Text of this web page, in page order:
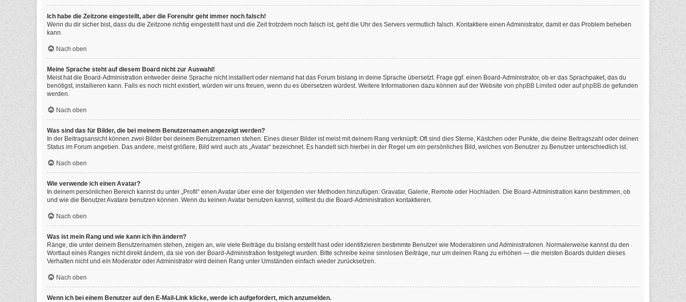
Ich habe die Zeitzone eingestellt, aber die Forenuhr geht immer noch falsch!
Wenn du dir sicher bist, dass du die Zeitzone richtig eingestellt hast und die Zeit trotzdem noch falsch ist, geht die Uhr des Servers vermutlich falsch. Kontaktiere einen Administrator, damit er das Problem beheben
kann.
Nach oben
Meine Sprache steht auf diesem Board nicht zur Auswahl!
Meist hat die Board-Administration entweder deine Sprache nicht installiert oder niemand hat das Forum bislang in deine Sprache übersetzt. Frage ggf. einen Board-Administrator, ob er das Sprachpaket, das du
benötigst, installieren kann. Falls es noch nicht existiert, würden wir uns freuen, wenn du es übersetzen würdest. Weitere Informationen dazu können auf der Website von phpBB Limited oder aufphpBB.de gefunden
werden.
Nach oben
Was sind das für Bilder, die bei meinem Benutzernamen angezeigt werden?
In der Beitragsansicht können zwei Bilder bei deinem Benutzernamen stehen. Eines dieser Bilder ist meist mit deinem Rang verknüpft: Oft sind dies Sterne, Kästchen oder Punkte, die deine Beitragszahl oder deinen
Status im Forum angeben. Das andere, meist größere, Bild wird auch als „Avatar“ bezeichnet. Es handelt sich hierbei in der Regel um ein persönliches Bild, welches von Benutzer zu Benutzer unterschiedlich ist.
Nach oben
Wie verwende ich einen Avatar?
In deinem persönlichen Bereich kannst du unter „Profil“ einen Avatar über eine der folgenden vier Methoden hinzufügen: Gravatar, Galerie, Remote oder Hochladen. Die Board-Administration kann bestimmen, ob
und wie die Benutzer Avatare benutzen können. Wenn du keinen Avatar benutzen kannst, solltest du die Board-Administration kontaktieren.
Nach oben
Was ist mein Rang und wie kann ich ihn ändern?
Ränge, die unter deinem Benutzernamen stehen, zeigen an, wie viele Beiträge du bislang erstellt hast oder identifizieren bestimmte Benutzer wie Moderatoren und Administratoren. Normalerweise kannst du den
Wortlaut eines Ranges nicht direkt ändern, da sie von der Board-Administration festgelegt wurden. Bitte schreibe keine sinnlosen Beiträge, nur um deinen Rang zu erhöhen — die meisten Boards dulden dieses
Verhalten nicht und ein Moderator oder Administrator wird deinen Rang unter Umständen einfach wieder zurücksetzen.
Nach oben
Wenn ich bei einem Benutzer auf den E-Mail-Link klicke, werde ich aufgefordert, mich anzumelden.